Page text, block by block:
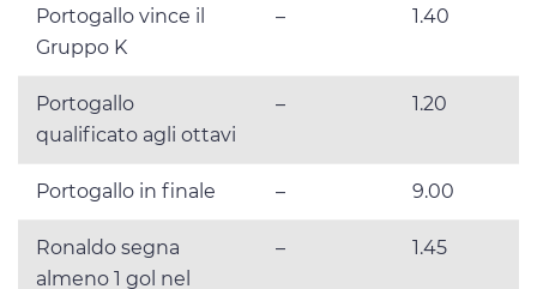
Portogallo vince il
Gruppo K
– 1.40
Portogallo
qualificato agli ottavi
– 1.20
Portogallo in finale – 9.00
Ronaldo segna
almeno 1 gol nel
– 1.45